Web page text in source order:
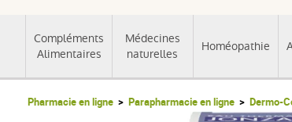
Compléments
Alimentaires
Médecines
naturelles
Homéopathie
Pharmacie en ligne Parapharmacie en ligne Dermo-